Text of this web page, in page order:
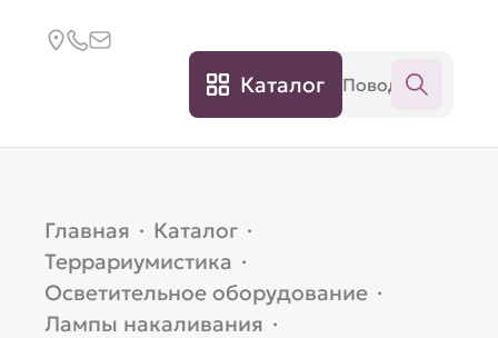
Каталог
Главная · Каталог ·
Террариумистика ·
Осветительное оборудование ·
Лампы накаливания ·